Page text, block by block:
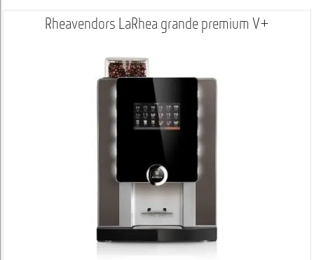
Rheavendors LaRhea grande premium V+